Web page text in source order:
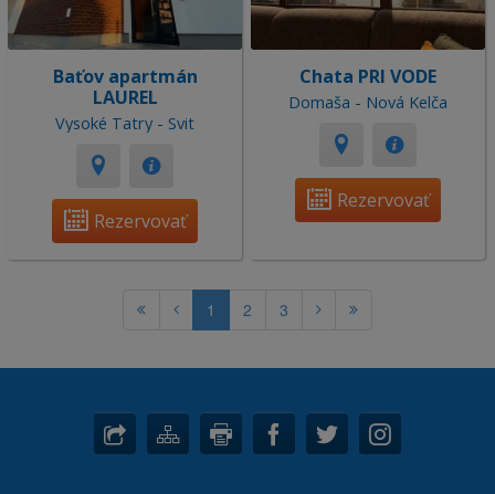
Baťov apartmán
LAUREL
Vysoké Tatry - Svit
Rezervovať
Chata PRI VODE
Domaša - Nová Kelča
Rezervovať
1 2 3